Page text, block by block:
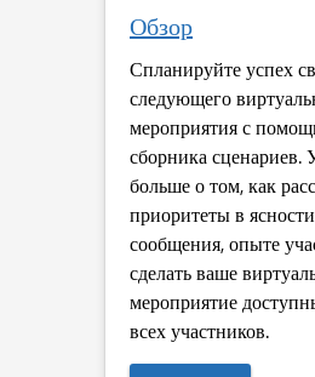
Обзор
Спланируйте успех
следующего
мероприятия с
сборника сценариев.
больше о том, как
приоритеты в
сообщения, опыте
сделать ваше
мероприятие
всех участников.